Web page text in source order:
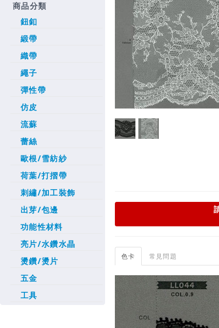
商品分類
鈕釦
緞帶
織帶
繩子
彈性帶
仿皮
流蘇
蕾絲
歐根/雪紡紗
荷葉/打摺帶
刺繡/加工裝飾
出芽/包邊
功能性材料
亮片/水鑽水晶
燙鑽/燙片
五金
工具
色卡 常見問題